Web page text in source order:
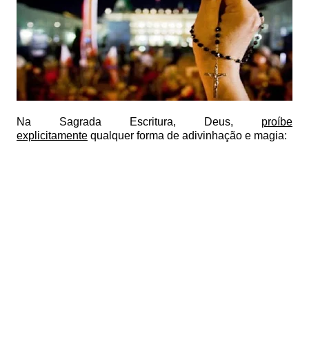
Na Sagrada Escritura, Deus, proíbe
explicitamente qualquer forma de adivinhação e magia: